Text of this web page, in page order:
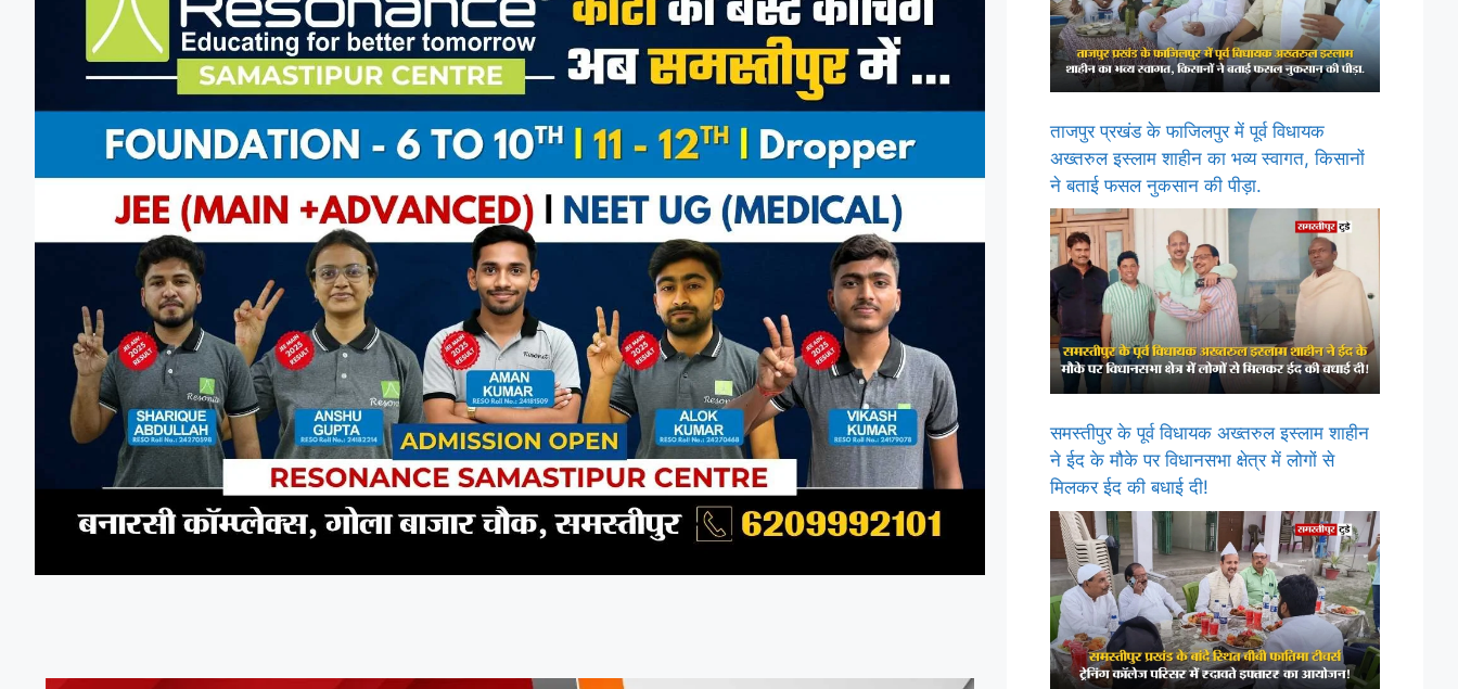
ताजपुर प्रखंड के फाजिलपुर में पूर्व विधायक
अख्तरुल इस्लाम शाहीन का भव्य स्वागत, किसानों
ने बताई फसल नुकसान की पीड़ा.
समस्तीपुर के पूर्व विधायक अख्तरुल इस्लाम शाहीन
ने ईद के मौके पर विधानसभा क्षेत्र में लोगों से
मिलकर ईद की बधाई दी!